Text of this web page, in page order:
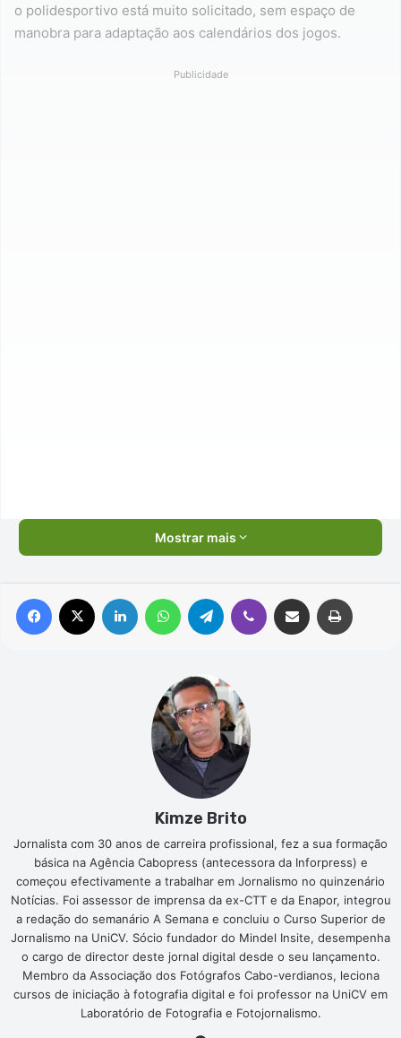
o polidesportivo está muito solicitado, sem espaço de
manobra para adaptação aos calendários dos jogos.
Publicidade
Mostrar mais
Facebook Linkedin WhatsAppTelegram Viber Compartilhar via e-mail
Kimze Brito
Jornalista com 30 anos de carreira profissional, fez a sua formação
básica na Agência Cabopress (antecessora da Inforpress) e
começou efectivamente a trabalhar em Jornalismo no quinzenário
Notícias. Foi assessor de imprensa da ex-CTT e da Enapor, integrou
a redação do semanário A Semana e concluiu o Curso Superior de
Jornalismo na UniCV. Sócio fundador do Mindel Insite, desempenha
o cargo de director deste jornal digital desde o seu lançamento.
Membro da Associação dos Fotógrafos Cabo-verdianos, leciona
cursos de iniciação à fotografia digital e foi professor na UniCV em
Laboratório de Fotografia e Fotojornalismo.